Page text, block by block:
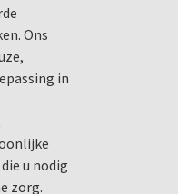
Ons
in
u nodig
zorg.